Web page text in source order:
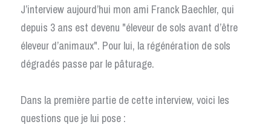
J’interview aujourd’hui mon ami Franck Baechler, qui
depuis 3 ans est devenu "éleveur de sols avant d’être
éleveur d’animaux". Pour lui, la régénération de sols
dégradés passe par le pâturage.
Dans la première partie de cette interview, voici les
questions que je lui pose :